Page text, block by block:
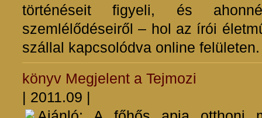
történéseit figyeli, és
szemlélődéseiről – hol az írói
szállal kapcsolódva online
könyv Megjelent a Tejmozi
| 2011.09 |